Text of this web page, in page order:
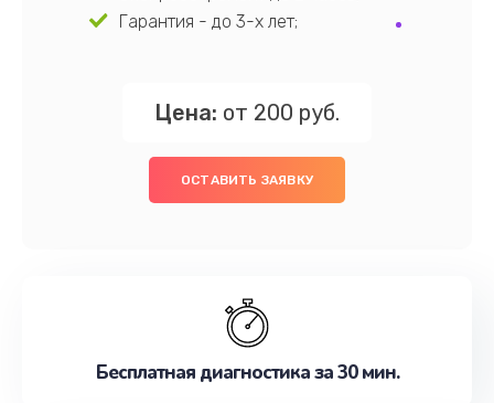
Гарантия - до 3-х лет;
Цена: от 200 руб.
ОСТАВИТЬ ЗАЯВКУ
Бесплатная диагностика за 30 мин.